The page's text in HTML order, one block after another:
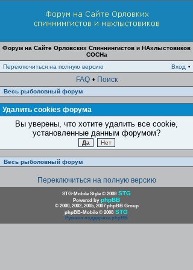
Форум на Сайте Орловских Спиннингистов и НАхлыстовиков
СОСНа
Переключиться на полную версию
Вход •
FAQ • Поиск
Весь рыболовный форум
Удалить cookies форума
Вы уверены, что хотите удалить все cookie,
установленные данным форумом?
Весь рыболовный форум
Переключиться на полную версию
STG-Mobile Style © 2008 STG
Powered by phpBB
© 2000, 2002, 2005, 2007 phpBB Group
phpBB-Mobile © 2008 STG
Русская поддержка phpBB